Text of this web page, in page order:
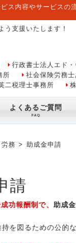
ス内容やサービスの
う支援いたします！
行政書士法人エド・
所 社会保険労務
二税理士事務所
よくあるご質問
労務 助成金申請
請
功報酬制で、 助成
を図るための公的な